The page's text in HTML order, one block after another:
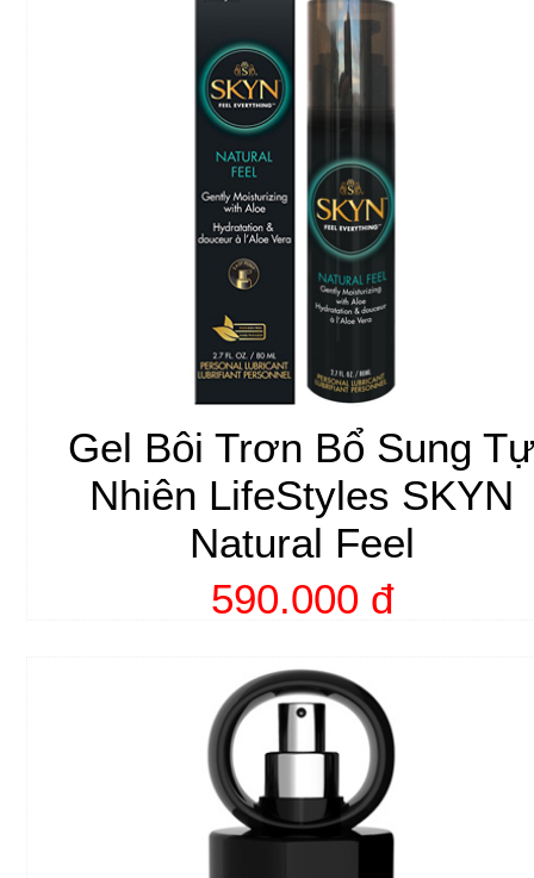
Gel Bôi Trơn Bổ Sung
Nhiên LifeStyles SKYN
Natural Feel
590.000 đ